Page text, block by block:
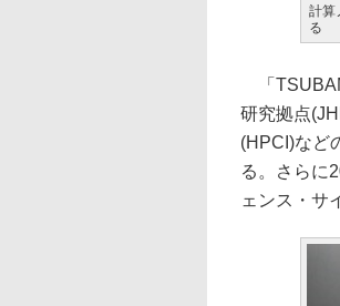
計算
る
「
研究拠点
(HPCI)など
る。さらに
ェンス・サ